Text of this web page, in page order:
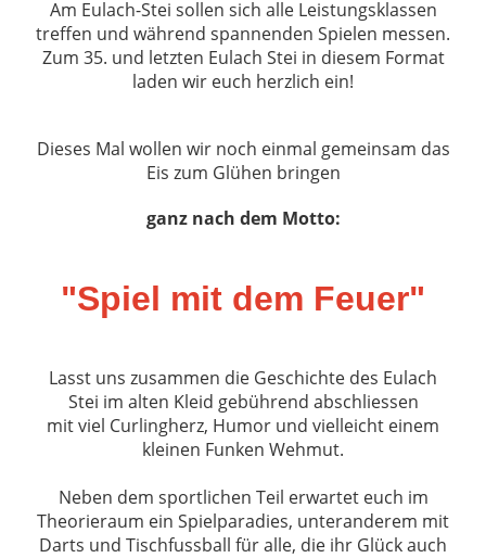
Am Eulach-Stei sollen sich alle Leistungsklassen
treffen und während spannenden Spielen messen.
Zum 35. und letzten Eulach Stei in diesem Format
laden wir euch herzlich ein!
Dieses Mal wollen wir noch einmal gemeinsam das
Eis zum Glühen bringen
ganz nach dem Motto:
"Spiel mit dem Feuer"
Lasst uns zusammen die Geschichte des Eulach
Stei im alten Kleid gebührend abschliessen
mit viel Curlingherz, Humor und vielleicht einem
kleinen Funken Wehmut.
Neben dem sportlichen Teil erwartet euch im
Theorieraum ein Spielparadies, unteranderem mit
Darts und Tischfussball für alle, die ihr Glück auch